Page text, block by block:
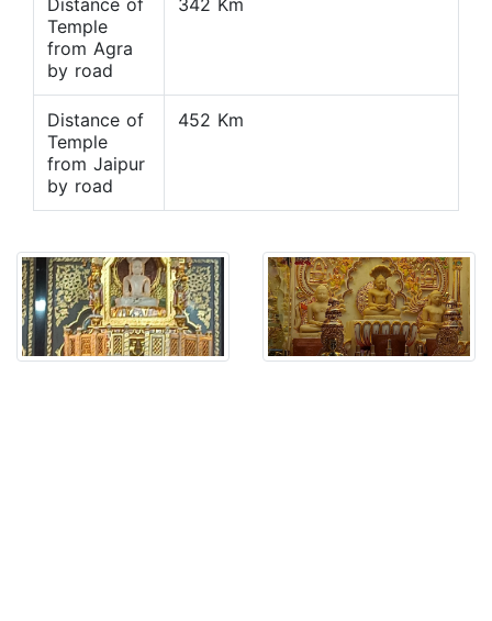
Distance of
Temple
from Agra
by road
342 Km
Distance of
Temple
from Jaipur
by road
452 Km